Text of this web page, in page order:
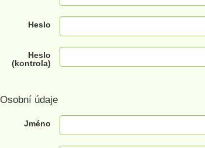
Heslo
Heslo
(kontrola)
Osobní údaje
Jméno